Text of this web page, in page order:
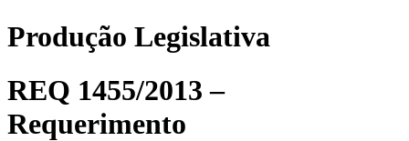
Produção Legislativa
REQ 1455/2013 –
Requerimento